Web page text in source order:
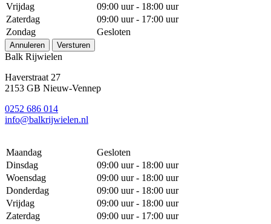
Vrijdag
09:00 uur - 18:00 uur
Zaterdag
09:00 uur - 17:00 uur
Zondag
Gesloten
Annuleren Versturen
Balk Rijwielen
Haverstraat 27
2153 GB Nieuw-Vennep
0252 686 014
info@balkrijwielen.nl
Maandag
Gesloten
Dinsdag
09:00 uur - 18:00 uur
Woensdag
09:00 uur - 18:00 uur
Donderdag
09:00 uur - 18:00 uur
Vrijdag
09:00 uur - 18:00 uur
Zaterdag
09:00 uur - 17:00 uur